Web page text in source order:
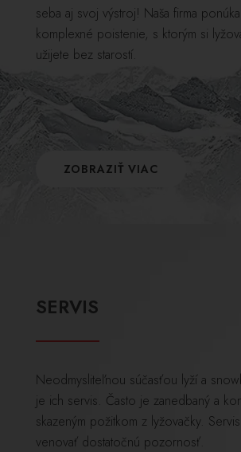
seba aj svoj výstroj! Naša firma ponúka
komplexné poistenie, s ktorým si
užijete bez starostí.
ZOBRAZIŤ VIAC
SERVIS
Neodmysliteľnou súčasťou lyží a
je ich servis. Často je zanedbaný a
skazeným požitkom z lyžovačky.
venovať dostatočnú pozornosť.